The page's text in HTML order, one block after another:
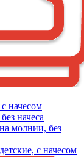
начесом
начеса
молнии, без
с начесом